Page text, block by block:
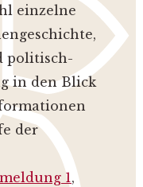
einzelne
politisch-
in den Blick
der
1,